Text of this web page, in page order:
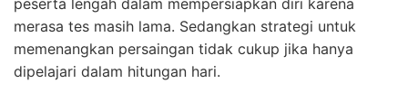
peserta lengah dalam mempersiapkan diri karena
merasa tes masih lama. Sedangkan strategi untuk
memenangkan persaingan tidak cukup jika hanya
dipelajari dalam hitungan hari.